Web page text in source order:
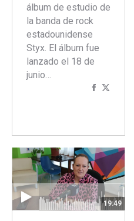
álbum de estudio de
la banda de rock
estadounidense
Styx. El álbum fue
lanzado el 18 de
junio…
Compartir
19:49